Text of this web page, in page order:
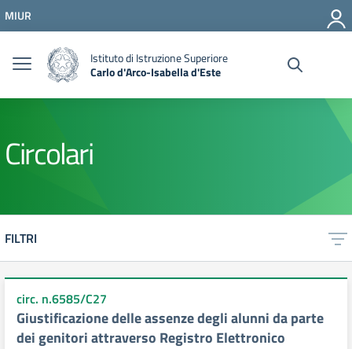
Vai al menu di navigazione
Vai al footer
MIUR
Istituto di Istruzione Superiore
Carlo d'Arco-Isabella d'Este
Circolari
FILTRI
circ. n.6585/C27
Giustificazione delle assenze degli alunni da parte
dei genitori attraverso Registro Elettronico